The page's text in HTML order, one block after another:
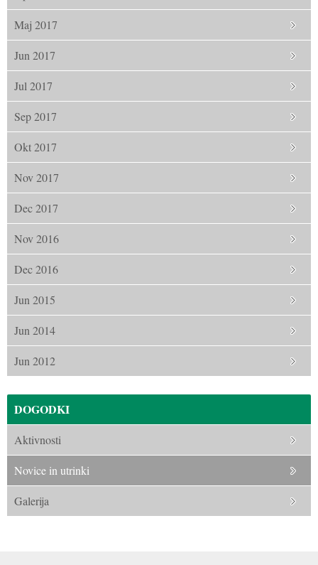
Maj 2017
Jun 2017
Jul 2017
Sep 2017
Okt 2017
Nov 2017
Dec 2017
Nov 2016
Dec 2016
Jun 2015
Jun 2014
Jun 2012
DOGODKI
Aktivnosti
Novice in utrinki
Galerija